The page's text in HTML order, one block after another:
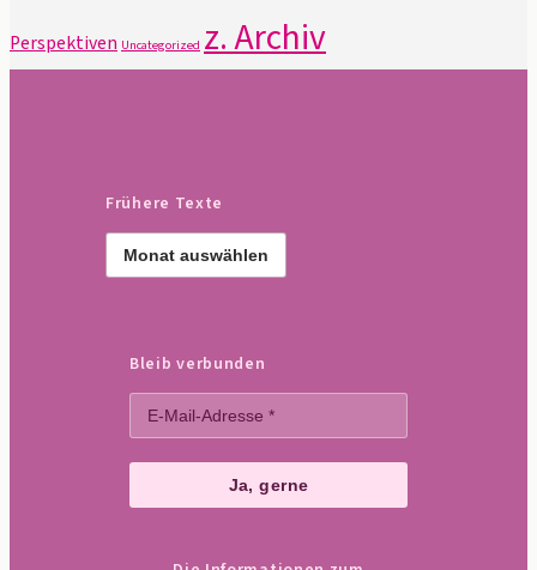
Perspektiven Uncategorized z. Archiv
Frühere Texte
Frühere
Texte
Bleib verbunden